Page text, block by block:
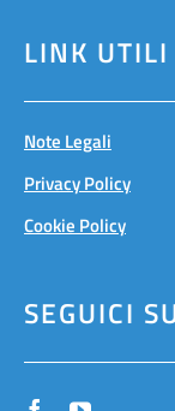
LINK UTILI
Note Legali
Privacy Policy
Cookie Policy
SEGUICI